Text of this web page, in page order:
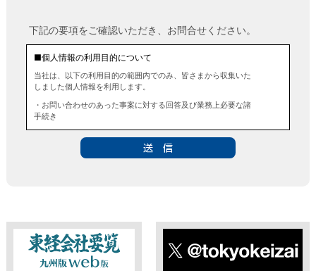
下記の要項をご確認いただき、お問合せください。
■個人情報の利用目的について
当社は、以下の利用目的の範囲内でのみ、皆さまから収集いた
しました個人情報を利用します。
・お問い合わせのあった事案に対する回答及び業務上必要な諸
手続き
■個人情報の第三者提供について
■ 個人情報提供の任意性及び留意点
個人情報のご提供は任意ですが、必要な個人情報をご提供いた
だけなかった場合は、上記利用目的を達成できない場合があり
ますのでご了承ください。